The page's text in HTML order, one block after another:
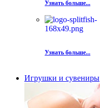
Узнать больше...
Узнать больше...
Игрушки и сувениры